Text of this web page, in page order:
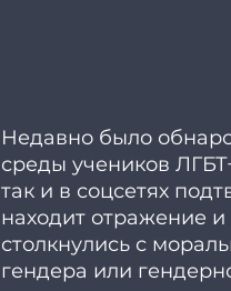
Недавно было
среды учеников
так и в соцсетях
находит отражение
столкнулись с
гендера или